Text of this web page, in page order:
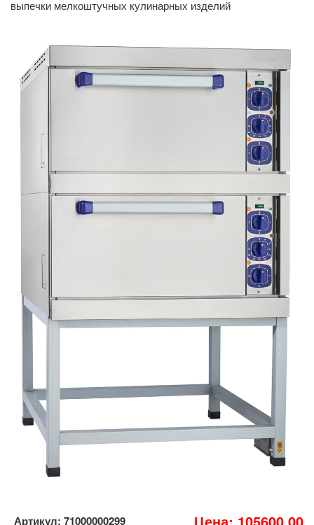
выпечки мелкоштучных кулинарных изделий
Артикул: 71000000299 Цена: 105600.00